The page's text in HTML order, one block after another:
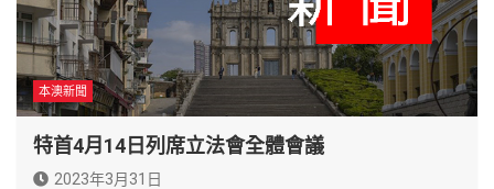
本澳新聞
特首4月14日列席立法會全體會議
2023年3月31日